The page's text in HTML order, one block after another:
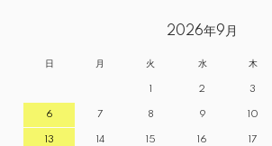
2026年9月
日 月 火 水 木
1 2 3
6 7 8 9 10
13 14 15 16 17